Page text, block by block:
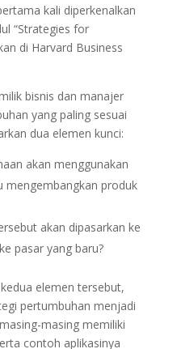
kali diperkenalkan
“Strategies for
di Harvard Business
bisnis dan manajer
yang paling sesuai
dua elemen kunci:
akan menggunakan
mengembangkan produk
akan dipasarkan ke
pasar yang baru?
elemen tersebut,
pertumbuhan menjadi
masing memiliki
contoh aplikasinya